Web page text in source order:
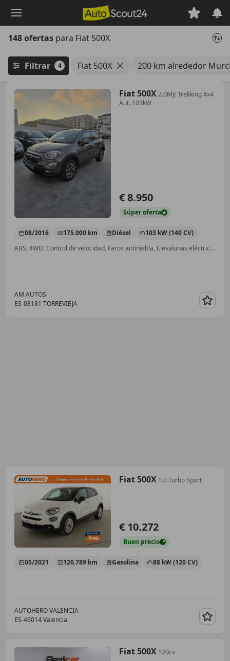
principal
148 ofertas para Fiat 500X
Filtrar 4 Fiat 500X 200 km alrededor
Fiat 500X2.0Mjt Trekking 4x4
Aut. 103kW
€ 8.950
Súperoferta
08/2016 175.000 km Diésel
103 kW (140 CV)
ABS, 4WD, Control de velocidad, Faros antiniebla, Elevalunas eléctrico, Airbags laterales, Airbag acompañante, Dirección asistida
AM AUTOS
ES-03181 TORREVIEJA
Fiat 500X 1.0 Turbo Sport
€ 10.272
Buen precio
05/2021 120.789 km Gasolina 88 kW (120 CV)
AUTOHERO VALENCIA
ES-46014 Valencia
Fiat 500X 120cv